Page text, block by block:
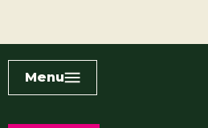
Menu